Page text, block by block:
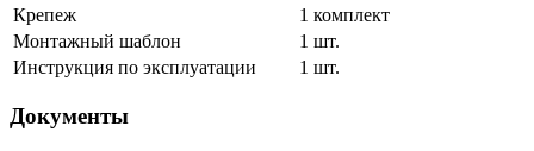
Крепеж
1 комплект
Монтажный шаблон
1 шт.
Инструкция по эксплуатации
1 шт.
Документы